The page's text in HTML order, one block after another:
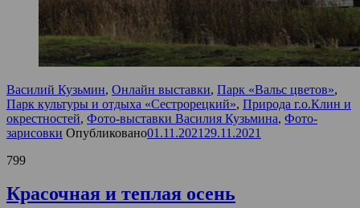
Василий Кузьмин, Онлайн выставки, Парк «Вальс цветов»,
Парк культуры и отдыха «Сестрорецкий», Природа г.о.Клин и
окрестностей, Фото-выставки Василия Кузьмина, Фото-
зарисовки Опубликовано01.11.2021 29.11.2021
799
Красочная и теплая осень